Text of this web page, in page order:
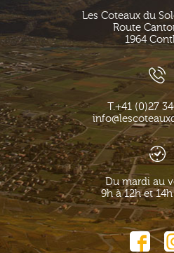
Les Coteaux du
Route
1964
T.+41 (0)27
Du mardi au
9h à 12h et